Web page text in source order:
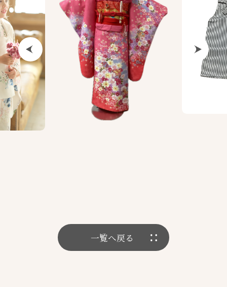
Previous Next
一覧へ戻る